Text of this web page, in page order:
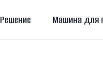
Решение Машина для